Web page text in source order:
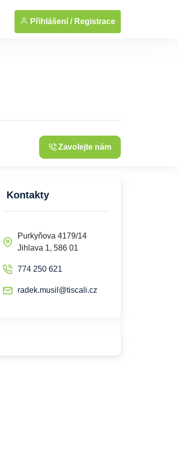
Přihlášení / Registrace
... Zobrazit fotografie
Zavolejte nám
Kontakty
Purkyňova 4179/14
Jihlava 1, 586 01
774 250 621
radek.musil@tiscali.cz